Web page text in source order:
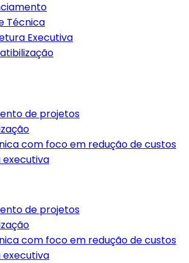
Técnica
Executiva
de projetos
com foco em redução de custos
de projetos
com foco em redução de custos